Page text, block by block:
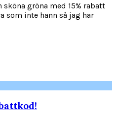
gröna med 15% rabatt
som inte hann så jag har